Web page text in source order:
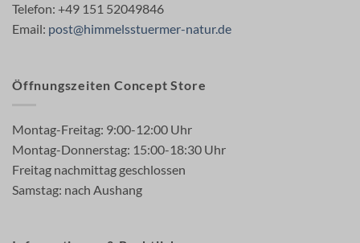
Telefon: +49 151 52049846
Email: post@himmelsstuermer-natur.de
Öffnungszeiten Concept Store
Montag-Freitag: 9:00-12:00 Uhr
Montag-Donnerstag: 15:00-18:30 Uhr
Freitag nachmittag geschlossen
Samstag: nach Aushang